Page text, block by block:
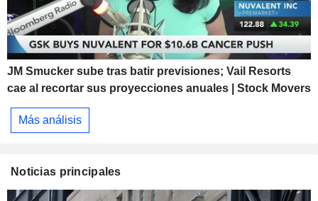
JM Smucker sube tras batir previsiones; Vail Resorts
cae al recortar sus proyecciones anuales | Stock Movers
Más análisis
Noticias principales